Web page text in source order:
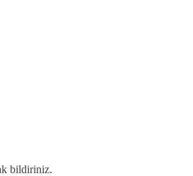
bildiriniz.